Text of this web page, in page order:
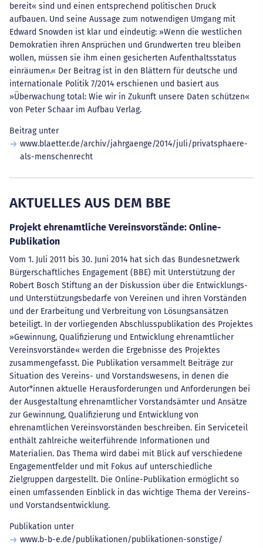
bereit« sind und einen entsprechend politischen Druck
aufbauen. Und seine Aussage zum notwendigen Umgang mit
Edward Snowden ist klar und eindeutig: »Wenn die westlichen
Demokratien ihren Ansprüchen und Grundwerten treu bleiben
wollen, müssen sie ihm einen gesicherten Aufenthaltsstatus
einräumen.« Der Beitrag ist in den Blättern für deutsche und
internationale Politik 7/2014 erschienen und basiert aus
»Überwachung total: Wie wir in Zukunft unsere Daten schützen«
von Peter Schaar im Aufbau Verlag.
Beitrag unter
www.blaetter.de/archiv/jahrgaenge/2014/juli/privatsphaere-
als-menschenrecht
AKTUELLES AUS DEM BBE
Projekt ehrenamtliche Vereinsvorstände: Online-
Publikation
Vom 1. Juli 2011 bis 30. Juni 2014 hat sich das Bundesnetzwerk
Bürgerschaftliches Engagement (BBE) mit Unterstützung der
Robert Bosch Stiftung an der Diskussion über die Entwicklungs-
und Unterstützungsbedarfe von Vereinen und ihren Vorständen
und der Erarbeitung und Verbreitung von Lösungsansätzen
beteiligt. In der vorliegenden Abschlusspublikation des Projektes
»Gewinnung, Qualifizierung und Entwicklung ehrenamtlicher
Vereinsvorstände« werden die Ergebnisse des Projektes
zusammengefasst. Die Publikation versammelt Beiträge zur
Situation des Vereins- und Vorstandswesens, in denen die
Autor*innen aktuelle Herausforderungen und Anforderungen bei
der Ausgestaltung ehrenamtlicher Vorstandsämter und Ansätze
zur Gewinnung, Qualifizierung und Entwicklung von
ehrenamtlichen Vereinsvorständen beschreiben. Ein Serviceteil
enthält zahlreiche weiterführende Informationen und
Materialien. Das Thema wird dabei mit Blick auf verschiedene
Engagementfelder und mit Fokus auf unterschiedliche
Zielgruppen dargestellt. Die Online-Publikation ermöglicht so
einen umfassenden Einblick in das wichtige Thema der Vereins-
und Vorstandsentwicklung.
Publikation unter
www.b-b-e.de/publikationen/publikationen-sonstige/